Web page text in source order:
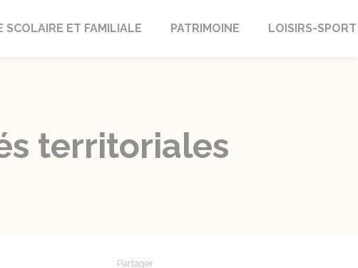
SCOLAIRE ET FAMILIALE PATRIMOINE LOISIRS-SPORT
territoriales
Partager